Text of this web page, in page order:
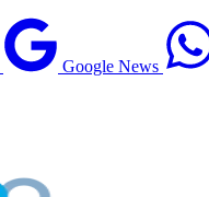
Google News